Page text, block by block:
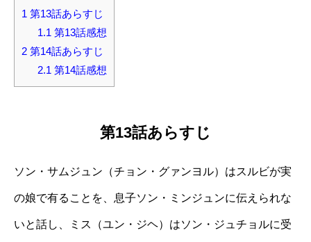
1 第13話あらすじ
1.1 第13話感想
2 第14話あらすじ
2.1 第14話感想
第13話あらすじ
ソン・サムジュン（チョン・グァンヨル）はスルビが実
の娘で有ることを、息子ソン・ミンジュンに伝えられな
いと話し、ミス（ユン・ジヘ）はソン・ジュチョルに受